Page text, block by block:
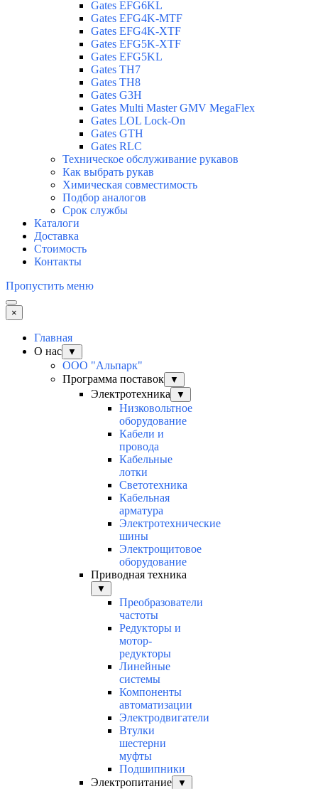
Gates EFG6KL
Gates EFG4K-MTF
Gates EFG4K-XTF
Gates EFG5K-XTF
Gates EFG5KL
Gates TH7
Gates TH8
Gates G3H
Gates Multi Master GMV MegaFlex
Gates LOL Lock-On
Gates GTH
Gates RLC
Техническое обслуживание рукавов
Как выбрать рукав
Химическая совместимость
Подбор аналогов
Срок службы
Каталоги
Доставка
Стоимость
Контакты
Пропустить меню
×
Главная
О нас
▼
ООО "Альпарк"
Программа поставок
▼
Электротехника ▼
Низковольтное
оборудование
Кабели и
провода
Кабельные
лотки
Светотехника
Кабельная
арматура
Электротехнические
шины
Электрощитовое
оборудование
Приводная техника
▼
Преобразователи
частоты
Редукторы и
мотор-
редукторы
Линейные
системы
Компоненты
автоматизации
Электродвигатели
Втулки
шестерни
муфты
Подшипники
Электропитание
▼